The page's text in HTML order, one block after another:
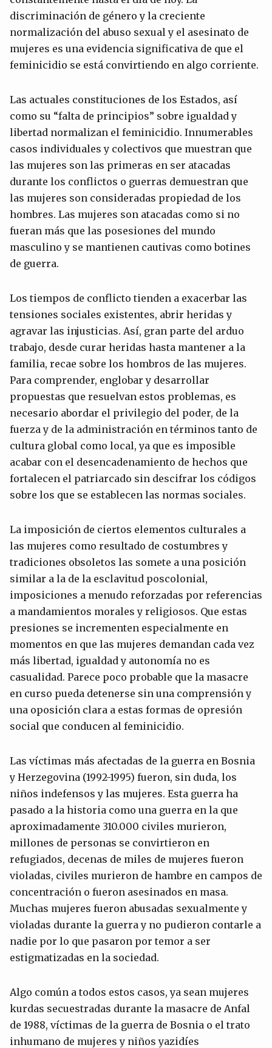
discriminación de género y la creciente
normalización del abuso sexual y el asesinato de
mujeres es una evidencia significativa de que el
feminicidio se está convirtiendo en algo corriente.
Las actuales constituciones de los Estados, así
como su “falta de principios” sobre igualdad y
libertad normalizan el feminicidio. Innumerables
casos individuales y colectivos que muestran que
las mujeres son las primeras en ser atacadas
durante los conflictos o guerras demuestran que
las mujeres son consideradas propiedad de los
hombres. Las mujeres son atacadas como si no
fueran más que las posesiones del mundo
masculino y se mantienen cautivas como botines
de guerra.
Los tiempos de conflicto tienden a exacerbar las
tensiones sociales existentes, abrir heridas y
agravar las injusticias. Así, gran parte del arduo
trabajo, desde curar heridas hasta mantener a la
familia, recae sobre los hombros de las mujeres.
Para comprender, englobar y desarrollar
propuestas que resuelvan estos problemas, es
necesario abordar el privilegio del poder, de la
fuerza y de ​​la administración en términos tanto de
cultura global como local, ya que es imposible
acabar con el desencadenamiento de hechos que
fortalecen el patriarcado sin descifrar los códigos
sobre los que se establecen las normas sociales.
La imposición de ciertos elementos culturales a
las mujeres como resultado de costumbres y
tradiciones obsoletos las somete a una posición
similar a la de la esclavitud poscolonial,
imposiciones a menudo reforzadas por referencias
a mandamientos morales y religiosos. Que estas
presiones se incrementen especialmente en
momentos en que las mujeres demandan cada vez
más libertad, igualdad y autonomía no es
casualidad. Parece poco probable que la masacre
en curso pueda detenerse sin una comprensión y
una oposición clara a estas formas de opresión
social que conducen al feminicidio.
Las víctimas más afectadas de la guerra en Bosnia
y Herzegovina (1992-1995) fueron, sin duda, los
niños indefensos y las mujeres. Esta guerra ha
pasado a la historia como una guerra en la que
aproximadamente 310.000 civiles murieron,
millones de personas se convirtieron en
refugiados, decenas de miles de mujeres fueron
violadas, civiles murieron de hambre en campos de
concentración o fueron asesinados en masa.
Muchas mujeres fueron abusadas sexualmente y
violadas durante la guerra y no pudieron contarle a
nadie por lo que pasaron por temor a ser
estigmatizadas en la sociedad.
Algo común a todos estos casos, ya sean mujeres
kurdas secuestradas durante la masacre de Anfal
de 1988, víctimas de la guerra de Bosnia o el trato
inhumano de mujeres y niños yazidíes